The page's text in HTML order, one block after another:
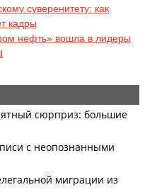
суверенитету: как
кадры
нефть» вошла в лидеры